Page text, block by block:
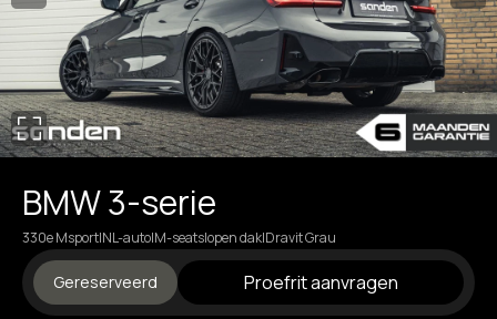
BMW 3-serie
330e Msport|NL-auto|M-seats|open dak|Dravit Grau
Gereserveerd Proefrit aanvragen